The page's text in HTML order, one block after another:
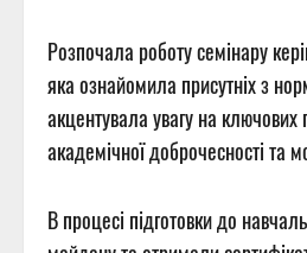
Розпочала роботу семінару
яка ознайомила присутніх з
акцентувала увагу на ключових
академічної доброчесності та
В процесі підготовки до